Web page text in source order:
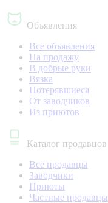
Объявления
Все объявления
На продажу
В добрые руки
Вязка
Потерявшиеся
От заводчиков
Из приютов
Каталог продавцов
Все продавцы
Заводчики
Приюты
Частные продавцы